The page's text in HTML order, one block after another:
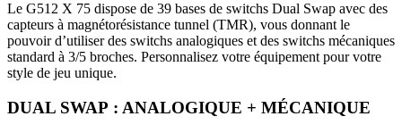
Le G512 X 75 dispose de 39 bases de switchs Dual Swap avec des
capteurs à magnétorésistance tunnel (TMR), vous donnant le
pouvoir d’utiliser des switchs analogiques et des switchs mécaniques
standard à 3/5 broches. Personnalisez votre équipement pour votre
style de jeu unique.
DUAL SWAP : ANALOGIQUE + MÉCANIQUE